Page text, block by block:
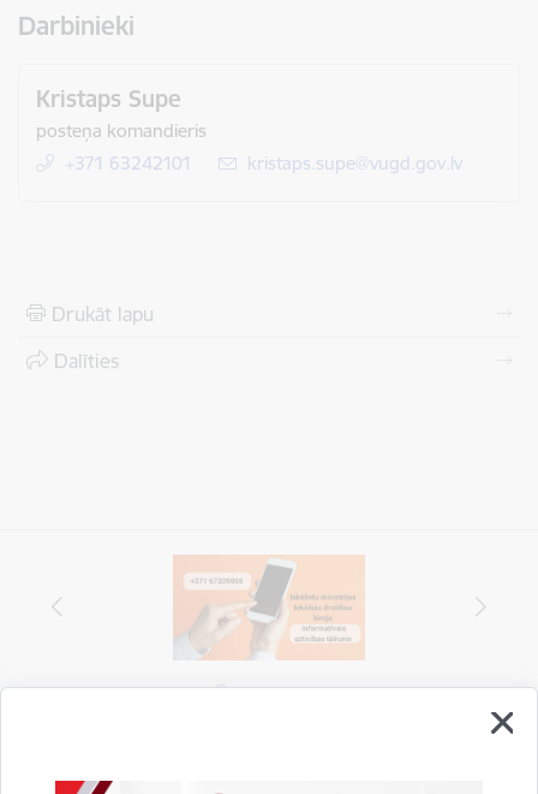
Darbinieki
Kristaps Supe
posteņa komandieris
+371 63242101
E-pasts:
kristaps.supe@vugd.gov.lv
Drukāt lapu
Dalīties
Vai šī informācija bija noderīga?